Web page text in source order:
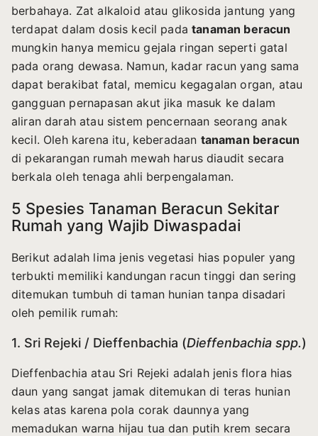
berbahaya. Zat alkaloid atau glikosida jantung yang
terdapat dalam dosis kecil padatanaman beracun
mungkin hanya memicu gejala ringan seperti gatal
pada orang dewasa. Namun, kadar racun yang sama
dapat berakibat fatal, memicu kegagalan organ, atau
gangguan pernapasan akut jika masuk ke dalam
aliran darah atau sistem pencernaan seorang anak
kecil. Oleh karena itu, keberadaan tanaman beracun
di pekarangan rumah mewah harus diaudit secara
berkala oleh tenaga ahli berpengalaman.
5 Spesies Tanaman Beracun Sekitar
Rumah yang Wajib Diwaspadai
Berikut adalah lima jenis vegetasi hias populer yang
terbukti memiliki kandungan racun tinggi dan sering
ditemukan tumbuh di taman hunian tanpa disadari
oleh pemilik rumah:
1. Sri Rejeki / Dieffenbachia (Dieffenbachia spp.)
Dieffenbachia atau Sri Rejeki adalah jenis flora hias
daun yang sangat jamak ditemukan di teras hunian
kelas atas karena pola corak daunnya yang
memadukan warna hijau tua dan putih krem secara